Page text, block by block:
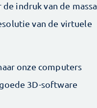
indruk van de massa
van de virtuele
onze computers
3D-software